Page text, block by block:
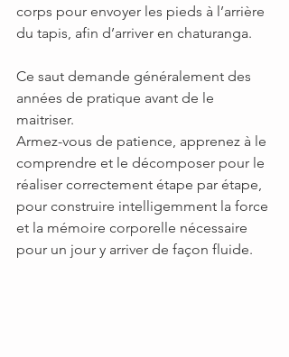
corps pour envoyer les pieds à l’arrière
du tapis, afin d’arriver en chaturanga.
Ce saut demande généralement des
années de pratique avant de le
maitriser.
Armez-vous de patience, apprenez à le
comprendre et le décomposer pour le
réaliser correctement étape par étape,
pour construire intelligemment la force
et la mémoire corporelle nécessaire
pour un jour y arriver de façon fluide.